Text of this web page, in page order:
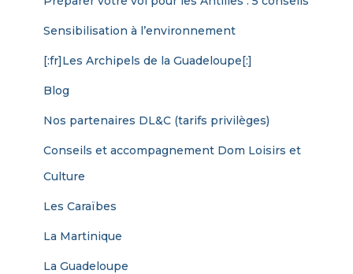
Sensibilisation à l’environnement
[:fr]Les Archipels de la Guadeloupe[:]
Blog
Nos partenaires DL&C (tarifs privilèges)
Conseils et accompagnement Dom Loisirs et
Culture
Les Caraïbes
La Martinique
La Guadeloupe